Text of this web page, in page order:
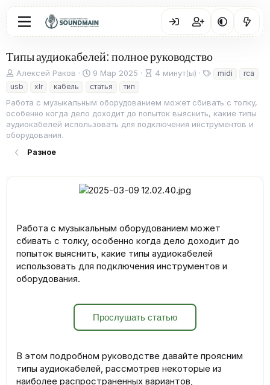
Типы аудиокабелей: полное руководство
А
в
т
о
р
Алексей Раков
Д
а
т
а
п
у
ц
9 Мар 2025
В
м
я
ч
4 минут(ы)
и
midi
rca
usb
xlr кабель статья тип
Работа с музыкальным оборудованием может сбивать с толку,
особенно когда дело доходит до попыток выяснить, какие типы
аудиокабелей использовать для подключения инструментов и
оборудования.
Разное
Работа с музыкальным оборудованием может
сбивать с толку, особенно когда дело доходит до
попыток выяснить, какие типы аудиокабелей
использовать для подключения инструментов и
оборудования.
Прослушать статью
В этом подробном руководстве давайте проясним
типы аудиокабелей, рассмотрев некоторые из
наиболее распространенных вариантов,